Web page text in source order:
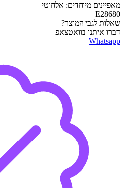
מאפיינים מיוחדים: אלחוטי
E28680
שאלות לגבי המוצר?
דברו איתנו בוואטצאפ
Whatsapp